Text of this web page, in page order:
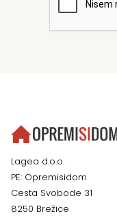
Lagea d.o.o.
PE: Opremisidom
Cesta Svobode 31
8250 Brežice